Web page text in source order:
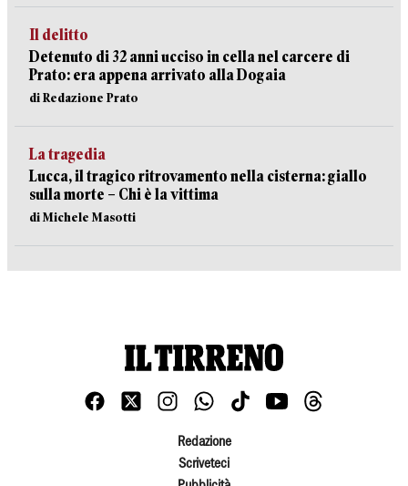
Il delitto
Detenuto di 32 anni ucciso in cella nel carcere di
Prato: era appena arrivato alla Dogaia
di Redazione Prato
La tragedia
Lucca, il tragico ritrovamento nella cisterna: giallo
sulla morte – Chi è la vittima
di Michele Masotti
Redazione
Scriveteci